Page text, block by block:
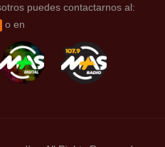
puedes contactarnos al:
o en